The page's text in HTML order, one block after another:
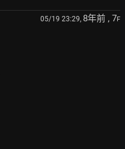
05/19 23:29, 8年前 , 7F